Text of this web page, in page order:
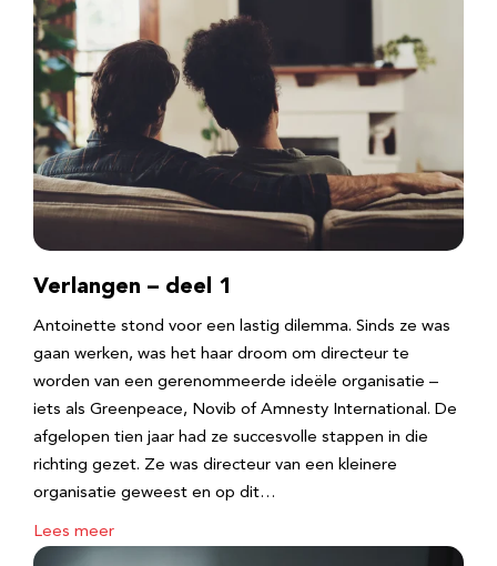
Verlangen – deel 1
Antoinette stond voor een lastig dilemma. Sinds ze was
gaan werken, was het haar droom om directeur te
worden van een gerenommeerde ideële organisatie –
iets als Greenpeace, Novib of Amnesty International. De
afgelopen tien jaar had ze succesvolle stappen in die
richting gezet. Ze was directeur van een kleinere
organisatie geweest en op dit…
Lees meer